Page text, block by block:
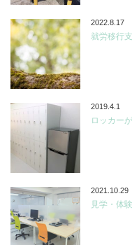
2022.8.17
就労移行
2019.4.1
ロッカー
2021.10.29
見学・体